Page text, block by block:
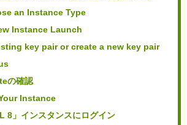
an Instance Type
Instance Launch
key pair or create a new key pair
の確認
Instance
8」インスタンスにログイン